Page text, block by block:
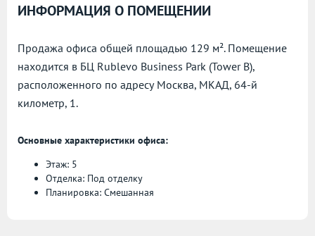
ИНФОРМАЦИЯ О ПОМЕЩЕНИИ
Продажа офиса общей площадью 129 м². Помещение
находится в БЦ Rublevo Business Park (Tower B),
расположенного по адресу Москва, МКАД, 64-й
километр, 1.
Основные характеристики офиса:
Этаж: 5
Отделка: Под отделку
Планировка: Смешанная